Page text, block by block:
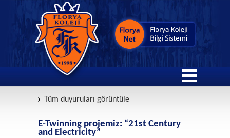
Tüm duyuruları görüntüle
E-Twinning projemiz: “21st Century
and Electricity”